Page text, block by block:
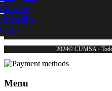
2024© CUMSA -
Menu